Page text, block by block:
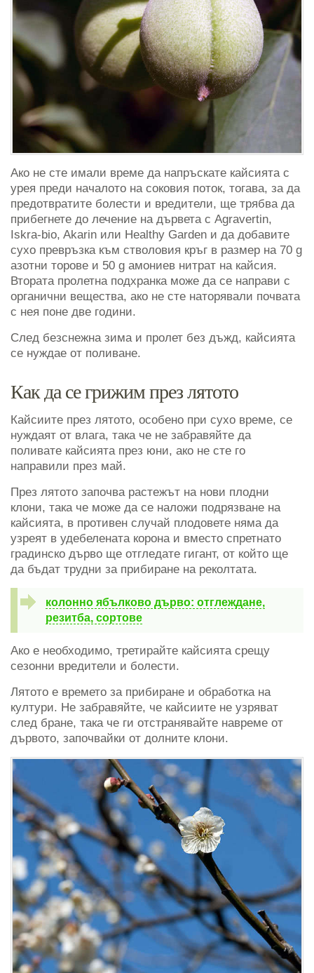
Ако не сте имали време да напръскате кайсията с
урея преди началото на соковия поток, тогава, за да
предотвратите болести и вредители, ще трябва да
прибегнете до лечение на дървета с Agravertin,
Iskra-bio, Akarin или Healthy Garden и да добавите
сухо превръзка към стволовия кръг в размер на 70 g
азотни торове и 50 g амониев нитрат на кайсия.
Втората пролетна подхранка може да се направи с
органични вещества, ако не сте наторявали почвата
с нея поне две години.
След безснежна зима и пролет без дъжд, кайсията
се нуждае от поливане.
Как да се грижим през лятото
Кайсиите през лятото, особено при сухо време, се
нуждаят от влага, така че не забравяйте да
поливате кайсията през юни, ако не сте го
направили през май.
През лятото започва растежът на нови плодни
клони, така че може да се наложи подрязване на
кайсията, в противен случай плодовете няма да
узреят в удебелената корона и вместо спретнато
градинско дърво ще отгледате гигант, от който ще
да бъдат трудни за прибиране на реколтата.
колонно ябълково дърво: отглеждане,
резитба, сортове
Ако е необходимо, третирайте кайсията срещу
сезонни вредители и болести.
Лятото е времето за прибиране и обработка на
култури. Не забравяйте, че кайсиите не узряват
след бране, така че ги отстранявайте навреме от
дървото, започвайки от долните клони.